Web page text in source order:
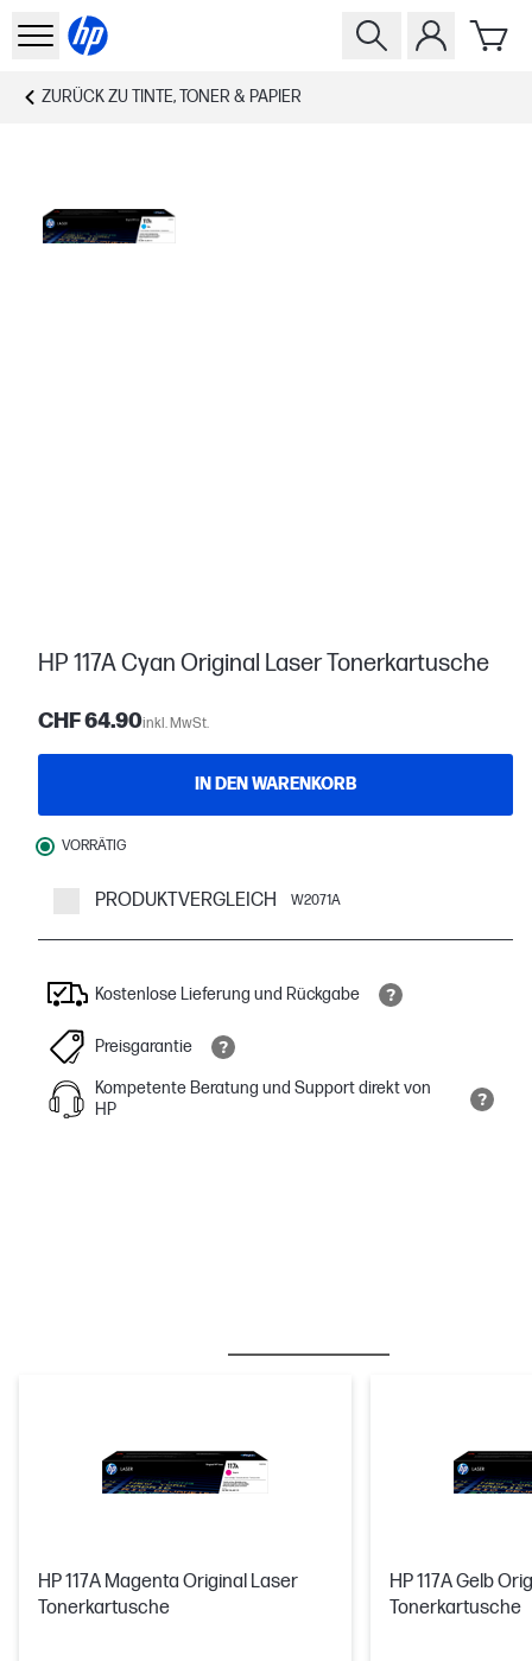
ZURÜCK ZU TINTE, TONER & PAPIER
HP 117A Cyan Original Laser Tonerkartusche
CHF 64.90inkl. MwSt.
IN DEN WARENKORB
VORRÄTIG
PRODUKTVERGLEICH W2071A
Kostenlose Lieferung und Rückgabe
Preisgarantie
Kompetente Beratung und Support direkt von
HP
HP 117A Magenta Original Laser
Tonerkartusche
HP 117A Gelb
Tonerkartusche